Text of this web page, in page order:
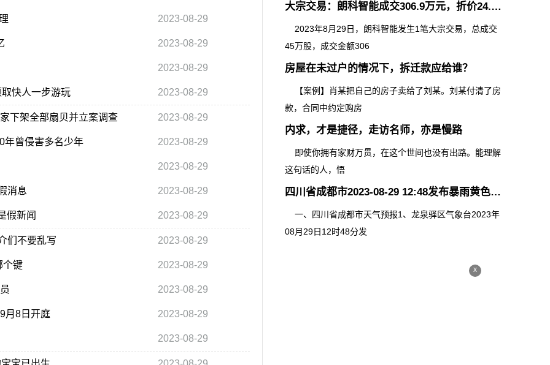
2023-08-29
2023-08-29
2023-08-29
快人一步游玩 2023-08-29
下架全部扇贝并立案调查 2023-08-29
年曾侵害多名少年 2023-08-29
2023-08-29
消息 2023-08-29
假新闻 2023-08-29
们不要乱写 2023-08-29
个键 2023-08-29
2023-08-29
月8日开庭 2023-08-29
2023-08-29
大宗交易：朗科智能成交306.9万元，折价24.56%（08-29）
2023年8月29日，朗科智能发生1笔大宗交易，总成交
45万股，成交金额306
房屋在未过户的情况下，拆迁款应给谁？
【案例】肖某把自己的房子卖给了刘某。刘某付清了房
款，合同中约定购房
内求，才是捷径，走访名师，亦是慢路
即使你拥有家财万贯，在这个世间也没有出路。能理解
这句话的人，悟
四川省成都市2023-08-29 12:48发布暴雨黄色预警
一、四川省成都市天气预报1、龙泉驿区气象台2023年
08月29日12时48分发
x